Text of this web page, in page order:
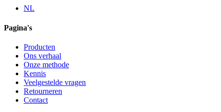
NL
Pagina's
Producten
Ons verhaal
Onze methode
Kennis
Veelgestelde vragen
Retourneren
Contact